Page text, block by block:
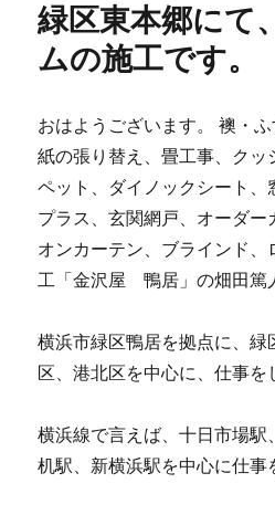
緑区東本郷にて
ムの施工です。
おはようございます。 襖・
紙の張り替え、畳工事、クッ
ペット、ダイノックシート、
プラス、玄関網戸、オーダー
オンカーテン、ブラインド
工「金沢屋 鴨居」の畑田篤
横浜市緑区鴨居を拠点に、緑
区、港北区を中心に、仕事を
横浜線で言えば、十日市場
机駅、新横浜駅を中心に仕事